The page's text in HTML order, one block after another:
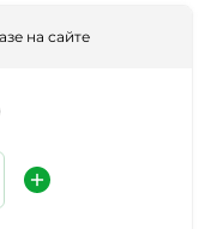
на сайте